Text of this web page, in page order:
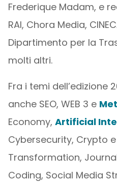
Frederique Madam, e
RAI, Chora Media,
Dipartimento per la
molti altri.
Fra i temi dell’edizione
anche SEO, WEB 3 e
Economy, Artificial
Cybersecurity, Crypto
Transformation,
Coding, Social Media